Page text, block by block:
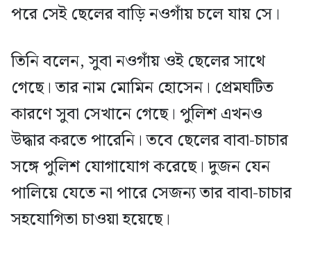
পরে সেই ছেলের বাড়ি নওগাঁয় চলে যায় সে।
তিনি বলেন, সুবা নওগাঁয় ওই ছেলের সাথে
গেছে। তার নাম মোমিন হোসেন। প্রেমঘটিত
কারণে সুবা সেখানে গেছে। পুলিশ এখনও
উদ্ধার করতে পারেনি। তবে ছেলের বাবা-চাচার
সঙ্গে পুলিশ যোগাযোগ করেছে। দুজন যেন
পালিয়ে যেতে না পারে সেজন্য তার বাবা-চাচার
সহযোগিতা চাওয়া হয়েছে।